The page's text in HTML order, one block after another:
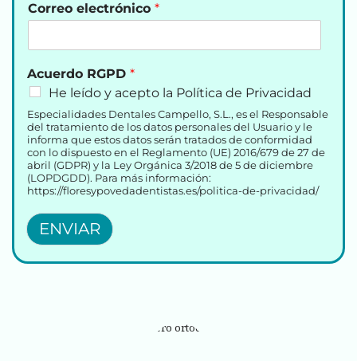
Correo electrónico *
Acuerdo RGPD *
He leído y acepto la Política de Privacidad
Especialidades Dentales Campello, S.L., es el Responsable
del tratamiento de los datos personales del Usuario y le
informa que estos datos serán tratados de conformidad
con lo dispuesto en el Reglamento (UE) 2016/679 de 27 de
abril (GDPR) y la Ley Orgánica 3/2018 de 5 de diciembre
(LOPDGDD). Para más información:
https://floresypovedadentistas.es/politica-de-privacidad/
ENVIAR